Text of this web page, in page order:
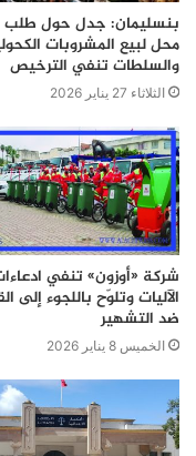
بنسليمان: جدل حول طلب
محل لبيع المشروبات
والسلطات تنفي الترخيص
الثلاثاء 27 يناير 2026
شركة «أوزون» تنفي
الآليات وتلوّح باللجوء إلى
ضد التشهير
الخميس 8 يناير 2026